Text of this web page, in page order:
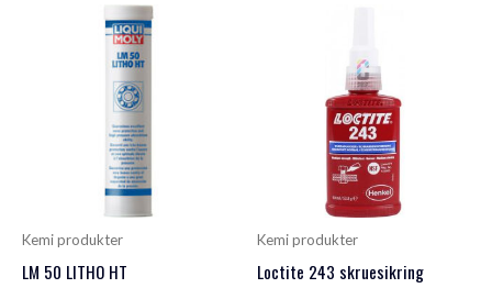
Kemi produkter
LM 50 LITHO HT
Kemi produkter
Loctite 243 skruesikring